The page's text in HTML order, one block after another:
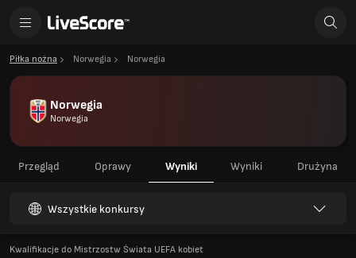
Piłka nożna Norwegia Norwegia
Norwegia
Norwegia
Przegląd Oprawy Wyniki Wyniki Drużyna
Wszystkie konkursy
Kwalifikacje do Mistrzostw Świata UEFA kobiet